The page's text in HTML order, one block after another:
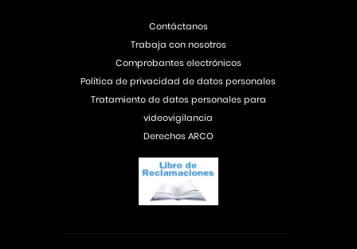
Contáctanos
Trabaja con nosotros
Comprobantes electrónicos
Política de privacidad de datos personales
Tratamiento de datos personales para
videovigilancia
Derechos ARCO